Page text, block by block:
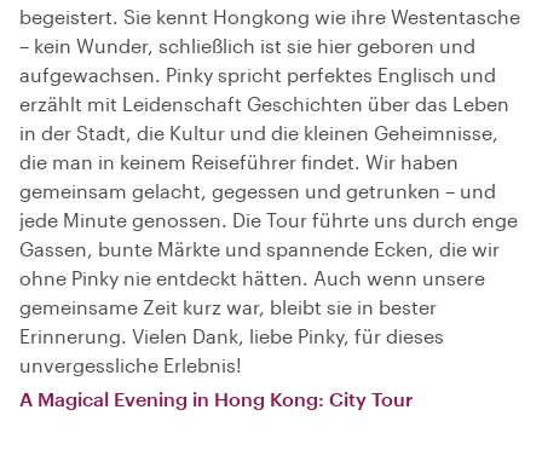
begeistert. Sie kennt Hongkong wie ihre Westentasche
– kein Wunder, schließlich ist sie hier geboren und
aufgewachsen. Pinky spricht perfektes Englisch und
erzählt mit Leidenschaft Geschichten über das Leben
in der Stadt, die Kultur und die kleinen Geheimnisse,
die man in keinem Reiseführer findet. Wir haben
gemeinsam gelacht, gegessen und getrunken – und
jede Minute genossen. Die Tour führte uns durch enge
Gassen, bunte Märkte und spannende Ecken, die wir
ohne Pinky nie entdeckt hätten. Auch wenn unsere
gemeinsame Zeit kurz war, bleibt sie in bester
Erinnerung. Vielen Dank, liebe Pinky, für dieses
unvergessliche Erlebnis!
A Magical Evening in Hong Kong: City Tour